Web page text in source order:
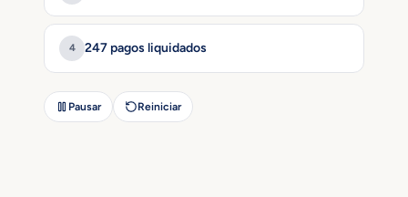
4 247 pagos liquidados
Pausar Reiniciar